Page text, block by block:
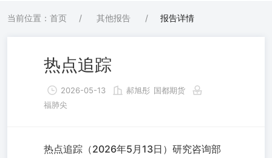
当前位置：首页 / 其他报告 / 报告详情
热点追踪
2026-05-13 郝旭彤 国都期货
福肺尖
热点追踪（2026年5月13日）研究咨询部